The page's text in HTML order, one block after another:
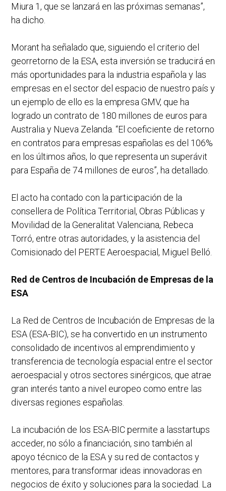
Miura 1, que se lanzará en las próximas semanas”,
ha dicho.
Morant ha señalado que, siguiendo el criterio del
georretorno de la ESA, esta inversión se traducirá en
más oportunidades para la industria española y las
empresas en el sector del espacio de nuestro país y
un ejemplo de ello es la empresa GMV, que ha
logrado un contrato de 180 millones de euros para
Australia y Nueva Zelanda. “El coeficiente de retorno
en contratos para empresas españolas es del 106%
en los últimos años, lo que representa un superávit
para España de 74 millones de euros”, ha detallado.
El acto ha contado con la participación de la
consellera de Política Territorial, Obras Públicas y
Movilidad de la Generalitat Valenciana, Rebeca
Torró, entre otras autoridades, y la asistencia del
Comisionado del PERTE Aeroespacial, Miguel Belló.
Red de Centros de Incubación de Empresas de la
ESA
La Red de Centros de Incubación de Empresas de la
ESA (ESA-BIC), se ha convertido en un instrumento
consolidado de incentivos al emprendimiento y
transferencia de tecnología espacial entre el sector
aeroespacial y otros sectores sinérgicos, que atrae
gran interés tanto a nivel europeo como entre las
diversas regiones españolas.
La incubación de los ESA-BIC permite a lasstartups
acceder, no sólo a financiación, sino también al
apoyo técnico de la ESA y su red de contactos y
mentores, para transformar ideas innovadoras en
negocios de éxito y soluciones para la sociedad. La